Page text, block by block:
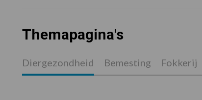
Themapagina's
Diergezondheid Bemesting Fokkerij